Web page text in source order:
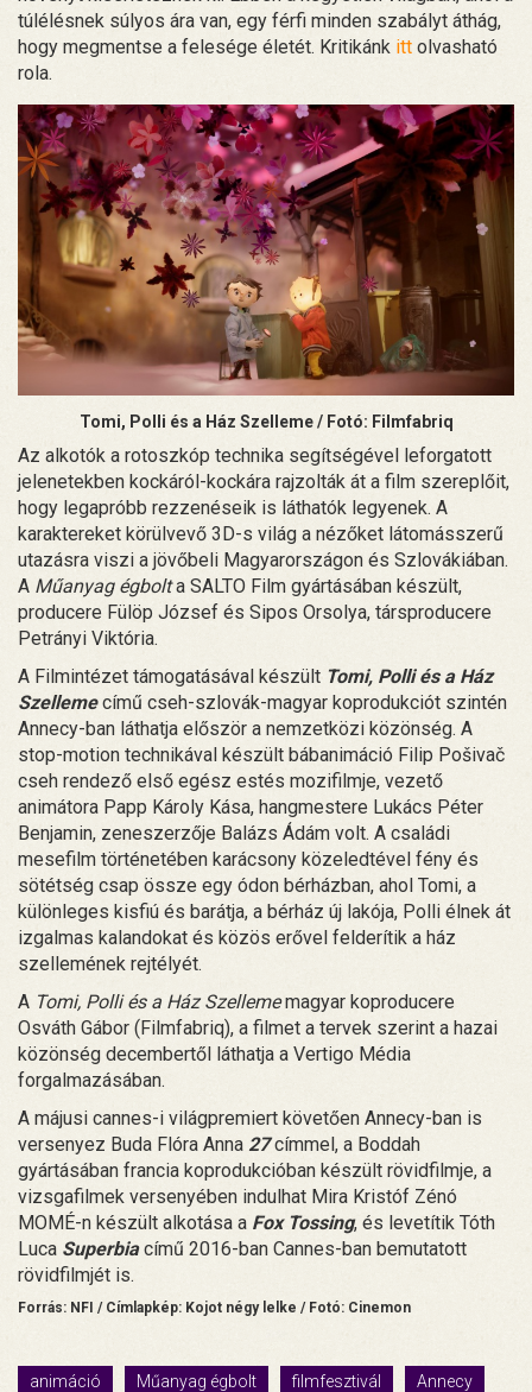
túlélésnek súlyos ára van, egy férfi minden szabályt áthág,
hogy megmentse a felesége életét. Kritikánk itt olvasható
rola.
Tomi, Polli és a Ház Szelleme / Fotó: Filmfabriq
Az alkotók a rotoszkóp technika segítségével leforgatott
jelenetekben kockáról-kockára rajzolták át a film szereplőit,
hogy legapróbb rezzenéseik is láthatók legyenek. A
karaktereket körülvevő 3D-s világ a nézőket látomásszerű
utazásra viszi a jövőbeli Magyarországon és Szlovákiában.
A Műanyag égbolta SALTO Film gyártásában készült,
producere Fülöp József és Sipos Orsolya, társproducere
Petrányi Viktória.
A Filmintézet támogatásával készült Tomi, Polli és a Ház
Szellemecímű cseh-szlovák-magyar koprodukciót szintén
Annecy-ban láthatja először a nemzetközi közönség. A
stop-motion technikával készült bábanimáció Filip Pošivač
cseh rendező első egész estés mozifilmje, vezető
animátora Papp Károly Kása, hangmestere Lukács Péter
Benjamin, zeneszerzője Balázs Ádám volt. A családi
mesefilm történetében karácsony közeledtével fény és
sötétség csap össze egy ódon bérházban, ahol Tomi, a
különleges kisfiú és barátja, a bérház új lakója, Polli élnek át
izgalmas kalandokat és közös erővel felderítik a ház
szellemének rejtélyét.
A Tomi, Polli és a Ház Szellememagyar koproducere
Osváth Gábor (Filmfabriq), a filmet a tervek szerint a hazai
közönség decembertől láthatja a Vertigo Média
forgalmazásában.
A májusi cannes-i világpremiert követően Annecy-ban is
versenyez Buda Flóra Anna 27címmel, a Boddah
gyártásában francia koprodukcióban készült rövidfilmje, a
vizsgafilmek versenyében indulhat Mira Kristóf Zénó
MOMÉ-n készült alkotása a Fox Tossing, és levetítik Tóth
Luca Superbiacímű 2016-ban Cannes-ban bemutatott
rövidfilmjét is.
Forrás: NFI / Címlapkép: Kojot négy lelke / Fotó: Cinemon
animáció Műanyag égbolt filmfesztivál
Annecy